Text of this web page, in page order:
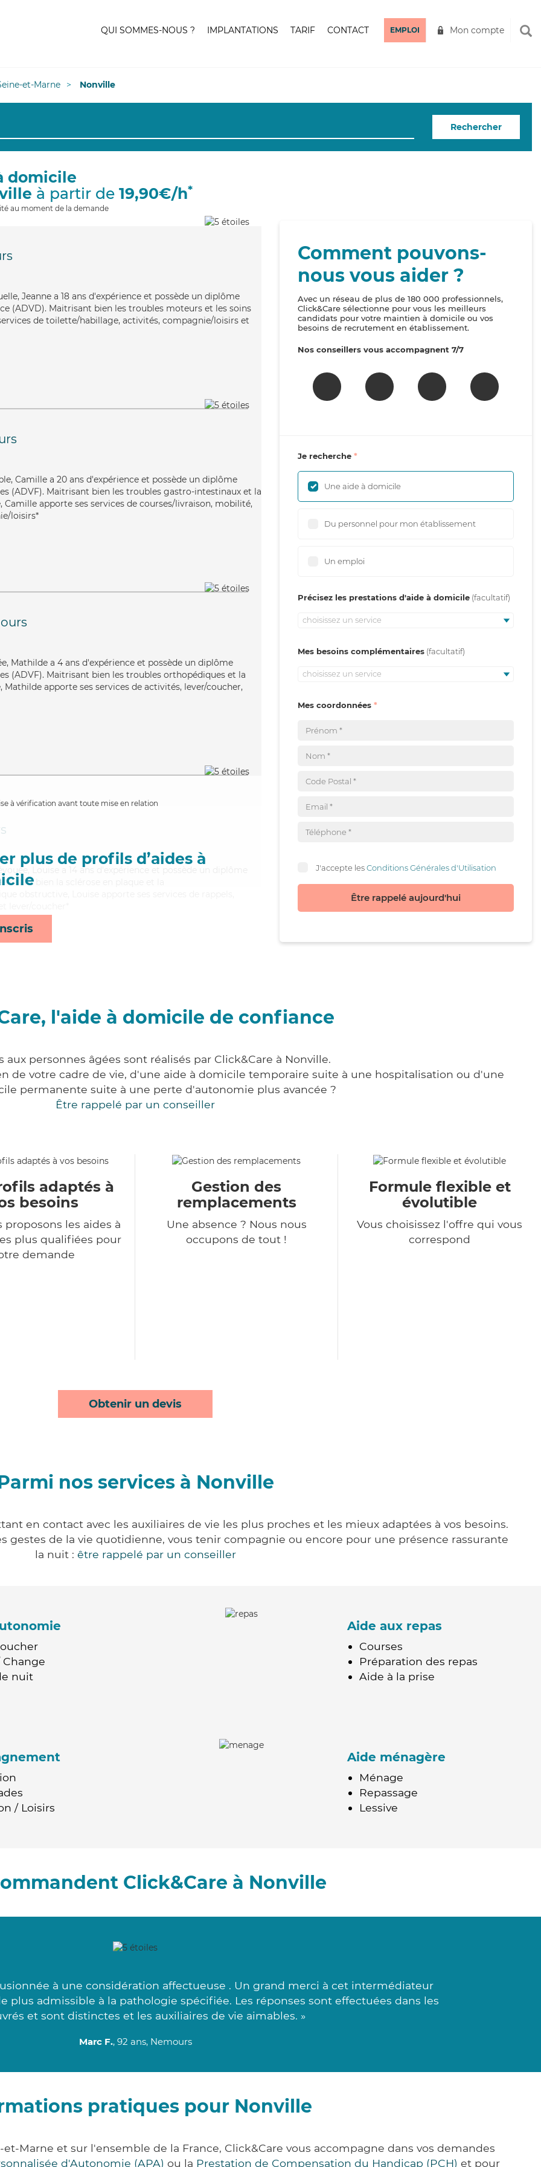
QUI SOMMES-NOUS ? IMPLANTATIONS TARIF CONTACT EMPLOI Mon compte
et-Marne Nonville
Rechercher
domicile
à partir de 19,90€/h*
au moment de la demande
Jeanne a 18 ans d'expérience et possède un diplôme
(ADVD). Maitrisant bien les troubles moteurs et les soins
de toilette/habillage, activités, compagnie/loisirs et
Camille a 20 ans d'expérience et possède un diplôme
(ADVF). Maitrisant bien les troubles gastro-intestinaux et la
apporte ses services de courses/livraison, mobilité,
loisirs*
Mathilde a 4 ans d'expérience et possède un diplôme
(ADVF). Maitrisant bien les troubles orthopédiques et la
apporte ses services de activités, lever/coucher,
à vérification avant toute mise en relation
plus de profils d’aides à
Louise a 14 ans d'expérience et possède un diplôme
bien la sclérose en plaque et la
Comment pouvons-
nous vous aider ?
Avec un réseau de plus de 180 000 professionnels,
Click&Care sélectionne pour vous les meilleurs
candidats pour votre maintien à domicile ou vos
besoins de recrutement en établissement.
Nos conseillers vous accompagnent 7/7
Je recherche
Une aide à domicile
Du personnel pour mon établissement
Un emploi
Précisez les prestations d'aide à domicile
choisissez un service
Mes besoins complémentaires
choisissez un service
Mes coordonnées
J'accepte lesConditions Générales d'Utilisation
Être rappelé aujourd'hui
l'aide à domicile de confiance
aux personnes âgées sont réalisés par Click&Care à Nonville.
de votre cadre de vie, d'une aide à domicile temporaire suite à une hospitalisation ou d'une
permanente suite à une perte d'autonomie plus avancée ?
Être rappelé par un conseiller
adaptés à
besoins
proposons les aides à
plus qualifiées pour
demande
Gestion des
remplacements
Une absence ? Nous nous
occupons de tout !
Formule flexible et
évolutible
Vous choisissez l'offre qui vous
correspond
Obtenir un devis
nos services à Nonville
en contact avec les auxiliaires de vie les plus proches et les mieux adaptées à vos besoins.
gestes de la vie quotidienne, vous tenir compagnie ou encore pour une présence rassurante
la nuit : être rappelé par un conseiller
nuit
Aide aux repas
Courses
Préparation des repas
Aide à la prise
/ Loisirs
Aide ménagère
Ménage
Repassage
Lessive
Click&Care à Nonville
à une considération affectueuse . Un grand merci à cet intermédiateur
plus admissible à la pathologie spécifiée. Les réponses sont effectuées dans les
et sont distinctes et les auxiliaires de vie aimables. »
Marc F., 92 ans, Nemours
pratiques pour Nonville
Marne et sur l'ensemble de la France, Click&Care vous accompagne dans vos demandes
d'Autonomie (APA) ou la Prestation de Compensation du Handicap (PCH) et pour